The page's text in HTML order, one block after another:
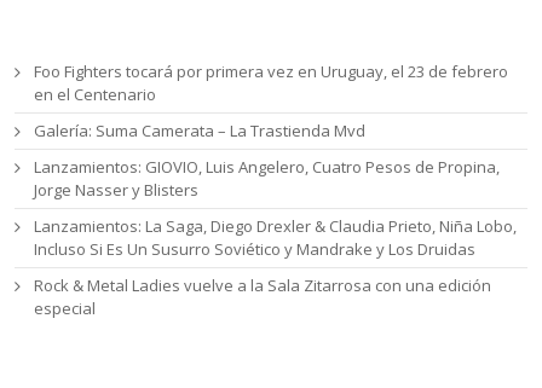
Foo Fighters tocará por primera vez en Uruguay, el 23 de febrero
en el Centenario
Galería: Suma Camerata – La Trastienda Mvd
Lanzamientos: GIOVIO, Luis Angelero, Cuatro Pesos de Propina,
Jorge Nasser y Blisters
Lanzamientos: La Saga, Diego Drexler & Claudia Prieto, Niña Lobo,
Incluso Si Es Un Susurro Soviético y Mandrake y Los Druidas
Rock & Metal Ladies vuelve a la Sala Zitarrosa con una edición
especial